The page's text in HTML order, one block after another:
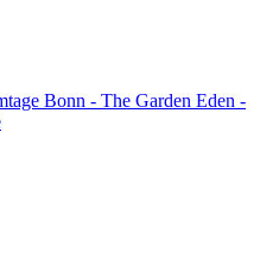
Bonn - The Garden Eden -